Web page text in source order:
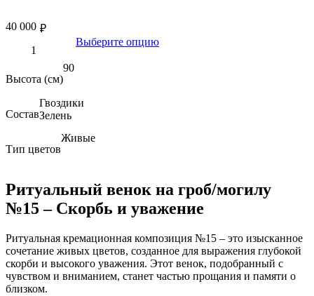
₽
40 000
Выберите опцию
Высота (см)
90
Состав
Гвоздики
Зелень
Тип цветов
Живые
Ритуальный венок на гроб/могилу
№15 – Скорбь и уважение
Ритуальная кремационная композиция №15 – это изысканное
сочетание живых цветов, созданное для выражения глубокой
скорби и высокого уважения. Этот венок, подобранный с
чувством и вниманием, станет частью прощания и памяти о
близком.